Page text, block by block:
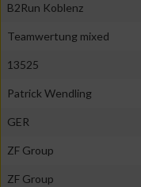
B2Run Koblenz
Teamwertung mixed
13525
Patrick Wendling
GER
ZF Group
ZF Group